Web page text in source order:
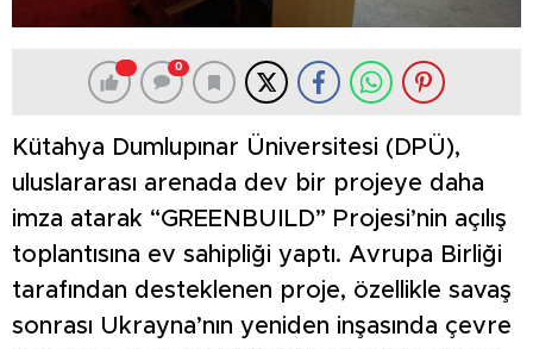
0
Kütahya Dumlupınar Üniversitesi (DPÜ),
uluslararası arenada dev bir projeye daha
imza atarak “GREENBUILD” Projesi’nin açılış
toplantısına ev sahipliği yaptı. Avrupa Birliği
tarafından desteklenen proje, özellikle savaş
sonrası Ukrayna’nın yeniden inşasında çevre